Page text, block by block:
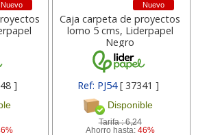
Nuevo
]
Nuevo
Caja carpeta de proyectos
lomo 5 cms, Liderpapel
Negro
Ref: PJ54[ 37341 ]
Disponible
Tarifa :6,24
Ahorro hasta: 46%